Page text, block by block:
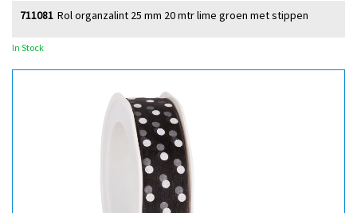
Rol organzalint 25 mm 20 mtr lime groen met stippen
711081
In Stock